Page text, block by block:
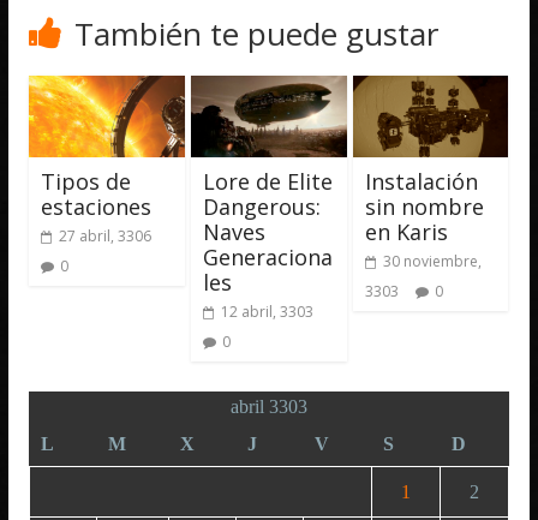
También te puede gustar
Tipos de
estaciones
27 abril, 3306
0
Lore de Elite
Dangerous:
Naves
Generaciona
les
12 abril, 3303
0
Instalación
sin nombre
en Karis
30 noviembre,
3303
0
abril 3303
L
M X J V S D
1 2